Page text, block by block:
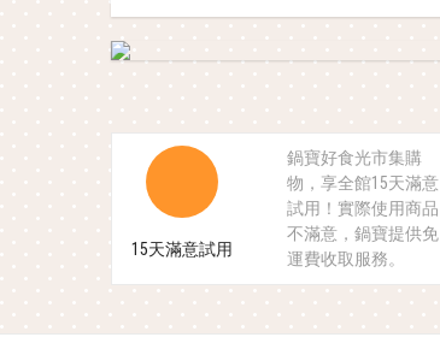
15天滿意試用
鍋寶好食光市集購
物，享全館15天滿意
試用！實際使用商品
不滿意，鍋寶提供免
運費收取服務。